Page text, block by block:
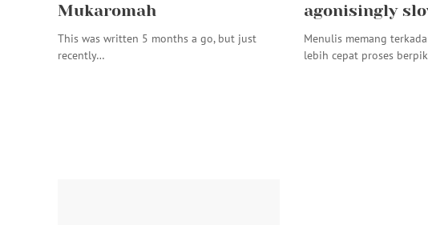
Mukaromah
This was written 5 months a go, but just
recently…
agonisingly
Menulis memang
lebih cepat proses